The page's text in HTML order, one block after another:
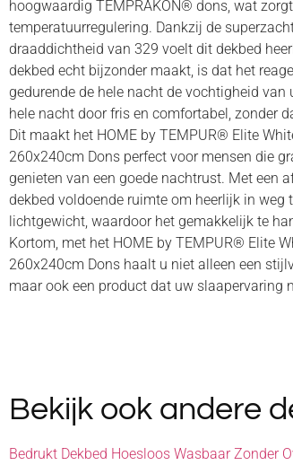
hoogwaardig TEMPRAKON® dons, wat
temperatuurregulering. Dankzij de
draaddichtheid van 329 voelt dit dekbed
dekbed echt bijzonder maakt, is dat het
gedurende de hele nacht de vochtigheid
hele nacht door fris en comfortabel, zonder
Dit maakt het HOME by TEMPUR® Elite
260x240cm Dons perfect voor mensen die
genieten van een goede nachtrust. Met een
dekbed voldoende ruimte om heerlijk in weg
lichtgewicht, waardoor het gemakkelijk te
Kortom, met het HOME by TEMPUR® Elite
260x240cm Dons haalt u niet alleen een
maar ook een product dat uw slaapervaring
Bekijk ook andere
Bedrukt Dekbed Hoesloos Wasbaar Zonder